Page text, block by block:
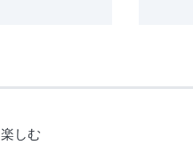
しむ